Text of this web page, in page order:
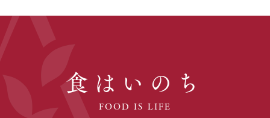
食はいのち
FOOD IS LIFE